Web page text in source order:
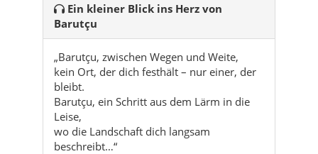
Ein kleiner Blick ins Herz von
Barutçu
„Barutçu, zwischen Wegen und Weite,
kein Ort, der dich festhält – nur einer, der
bleibt.
Barutçu, ein Schritt aus dem Lärm in die
Leise,
wo die Landschaft dich langsam
beschreibt…“